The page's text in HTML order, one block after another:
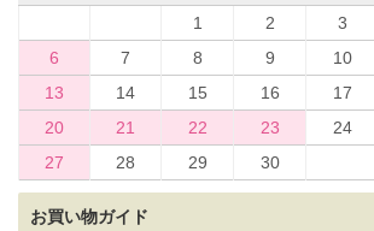
1
2 3
6
7 8 9 10
13
14 15 16 17
20
21 22 23 24
27
28 29 30
お買い物ガイド